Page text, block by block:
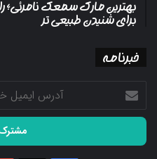
بهترین مارک سمعک نامرئی؛
برای شنیدن طبیعی تر
خبرنامه
آدرس
ایمیل
خود
وارد